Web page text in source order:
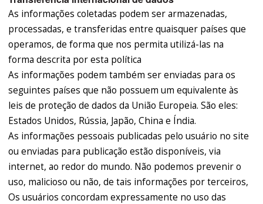
As informações coletadas podem ser armazenadas,
processadas, e transferidas entre quaisquer países que
operamos, de forma que nos permita utilizá-las na
forma descrita por esta política
As informações podem também ser enviadas para os
seguintes países que não possuem um equivalente às
leis de proteção de dados da União Europeia. São eles:
Estados Unidos, Rússia, Japão, China e Índia.
As informações pessoais publicadas pelo usuário no site
ou enviadas para publicação estão disponíveis, via
internet, ao redor do mundo. Não podemos prevenir o
uso, malicioso ou não, de tais informações por terceiros,
Os usuários concordam expressamente no uso das